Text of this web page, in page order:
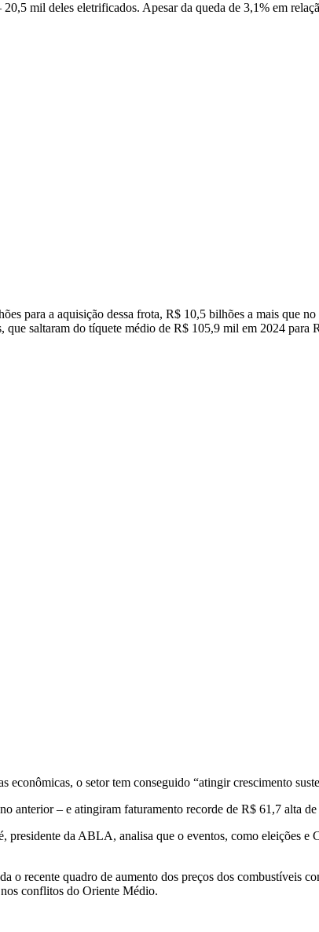
20,5 mil deles eletrificados. Apesar da queda de 3,1% em
para a aquisição dessa frota, R$ 10,5 bilhões a mais que
saltaram do tíquete médio de R$ 105,9 mil em 2024 para
econômicas, o setor tem conseguido “atingir crescimento
– e atingiram faturamento recorde de R$ 61,7 alta
da ABLA, analisa que o eventos, como eleições
recente quadro de aumento dos preços dos combustíveis
conflitos do Oriente Médio.